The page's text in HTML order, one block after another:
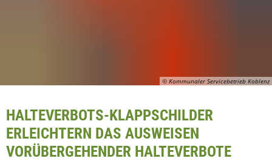
© Kommunaler Servicebetrieb Koblenz
HALTEVERBOTS-KLAPPSCHILDER
ERLEICHTERN DAS AUSWEISEN
VORÜBERGEHENDER HALTEVERBOTE